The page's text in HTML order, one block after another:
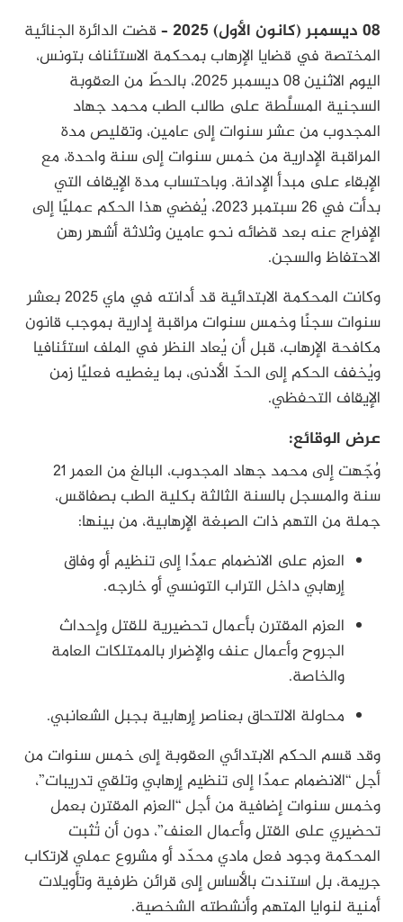
08 ديسمبر (كانون الأول) 2025 –
قضت الدائرة الجنائية
المختصة في قضايا الإرهاب بمحكمة الاستئناف بتونس،
اليوم الاثنين 08 ديسمبر 2025، بالحطّ من العقوبة
السجنية المسلَّطة على طالب الطب محمد جهاد
المجدوب من عشر سنوات إلى عامين، وتقليص مدة
المراقبة الإدارية من خمس سنوات إلى سنة واحدة، مع
الإبقاء على مبدأ الإدانة. وباحتساب مدة الإيقاف التي
بدأت في 26 سبتمبر 2023، يُفضي هذا الحكم عمليًا إلى
الإفراج عنه بعد قضائه نحو عامين وثلاثة أشهر رهن
الاحتفاظ والسجن.
وكانت المحكمة الابتدائية قد أدانته في ماي 2025 بعشر
سنوات سجنًا وخمس سنوات مراقبة إدارية بموجب قانون
مكافحة الإرهاب، قبل أن يُعاد النظر في الملف استئنافيا
ويُخفف الحكم إلى الحدّ الأدنى، بما يغطيه فعليًا زمن
الإيقاف التحفظي.
عرض الوقائع:
وُجّهت إلى محمد جهاد المجدوب، البالغ من العمر 21
سنة والمسجل بالسنة الثالثة بكلية الطب بصفاقس،
جملة من التهم ذات الصبغة الإرهابية، من بينها:
العزم على الانضمام عمدًا إلى تنظيم أو وفاق
إرهابي داخل التراب التونسي أو خارجه.
العزم المقترن بأعمال تحضيرية للقتل وإحداث
الجروح وأعمال عنف والإضرار بالممتلكات العامة
والخاصة.
محاولة الالتحاق بعناصر إرهابية بجبل الشعانبي.
وقد قسم الحكم الابتدائي العقوبة إلى خمس سنوات من
أجل “الانضمام عمدًا إلى تنظيم إرهابي وتلقي تدريبات”،
وخمس سنوات إضافية من أجل “العزم المقترن بعمل
تحضيري على القتل وأعمال العنف”، دون أن تُثبت
المحكمة وجود فعل مادي محدّد أو مشروع عملي لارتكاب
جريمة، بل استندت بالأساس إلى قرائن ظرفية وتأويلات
أمنية لنوايا المتهم وأنشطته الشخصية.